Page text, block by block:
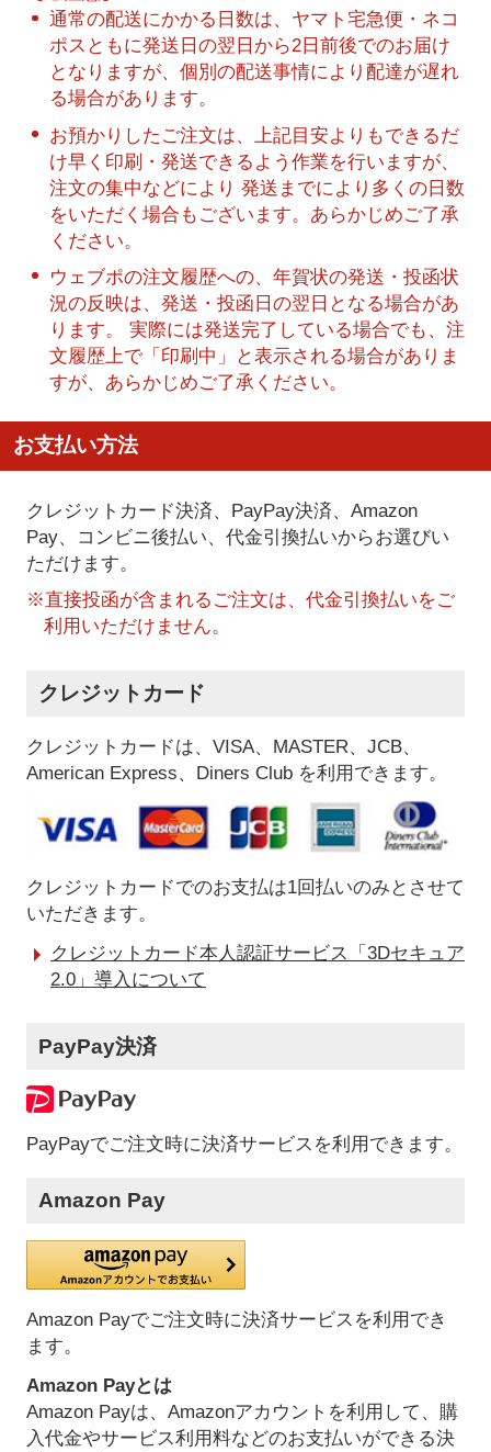
通常の配送にかかる日数は、ヤマト宅急便・ネコ
ポスともに発送日の翌日から2日前後でのお届け
となりますが、個別の配送事情により配達が遅れ
る場合があります。
お預かりしたご注文は、上記目安よりもできるだ
け早く印刷・発送できるよう作業を行いますが、
注文の集中などにより 発送までにより多くの日数
をいただく場合もございます。あらかじめご了承
ください。
ウェブポの注文履歴への、年賀状の発送・投函状
況の反映は、発送・投函日の翌日となる場合があ
ります。 実際には発送完了している場合でも、注
文履歴上で「印刷中」と表示される場合がありま
すが、あらかじめご了承ください。
お支払い方法
クレジットカード決済、PayPay決済、Amazon
Pay、コンビニ後払い、代金引換払いからお選びい
ただけます。
※直接投函が含まれるご注文は、代金引換払いをご
利用いただけません。
クレジットカード
クレジットカードは、VISA、MASTER、JCB、
American Express、Diners Club を利用できます。
クレジットカードでのお支払は1回払いのみとさせて
いただきます。
クレジットカード本人認証サービス「3Dセキュア
2.0」導入について
PayPay決済
PayPayでご注文時に決済サービスを利用できます。
Amazon Pay
Amazon Payでご注文時に決済サービスを利用でき
ます。
Amazon Payとは
Amazon Payは、Amazonアカウントを利用して、購
入代金やサービス利用料などのお支払いができる決